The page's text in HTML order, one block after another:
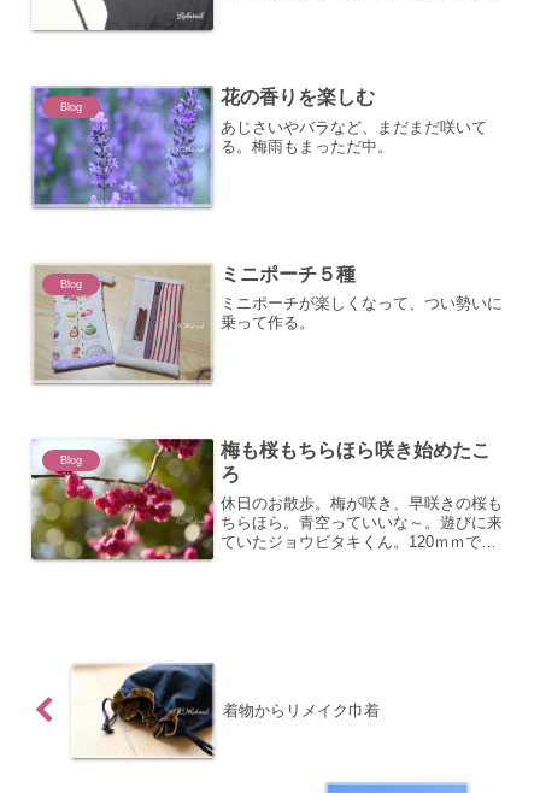
Blog 花の香りを楽しむ
あじさいやバラなど、まだまだ咲いて
る。梅雨もまっただ中。
Blog ミニポーチ５種
ミニポーチが楽しくなって、つい勢いに
乗って作る。
Blog
梅も桜もちらほら咲き始めたこ
ろ
休日のお散歩。梅が咲き、早咲きの桜も
ちらほら。青空っていいな～。遊びに来
ていたジョウビタキくん。120ｍｍで
着物からリメイク巾着